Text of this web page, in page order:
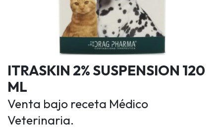
ITRASKIN 2% SUSPENSION 120
ML
Venta bajo receta Médico
Veterinaria.